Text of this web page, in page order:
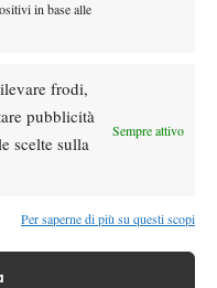
in base alle
frodi,
pubblicità
scelte sulla
Sempre attivo
Per saperne di più su questi scopi
2026: Darderi
di finale 1000